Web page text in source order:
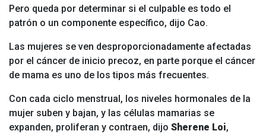
Pero queda por determinar si el culpable es todo el
patrón o un componente específico, dijo Cao.
Las mujeres se ven desproporcionadamente afectadas
por el cáncer de inicio precoz, en parte porque el cáncer
de mama es uno de los tipos más frecuentes.
Con cada ciclo menstrual, los niveles hormonales de la
mujer suben y bajan, y las células mamarias se
expanden, proliferan y contraen, dijo Sherene Loi,